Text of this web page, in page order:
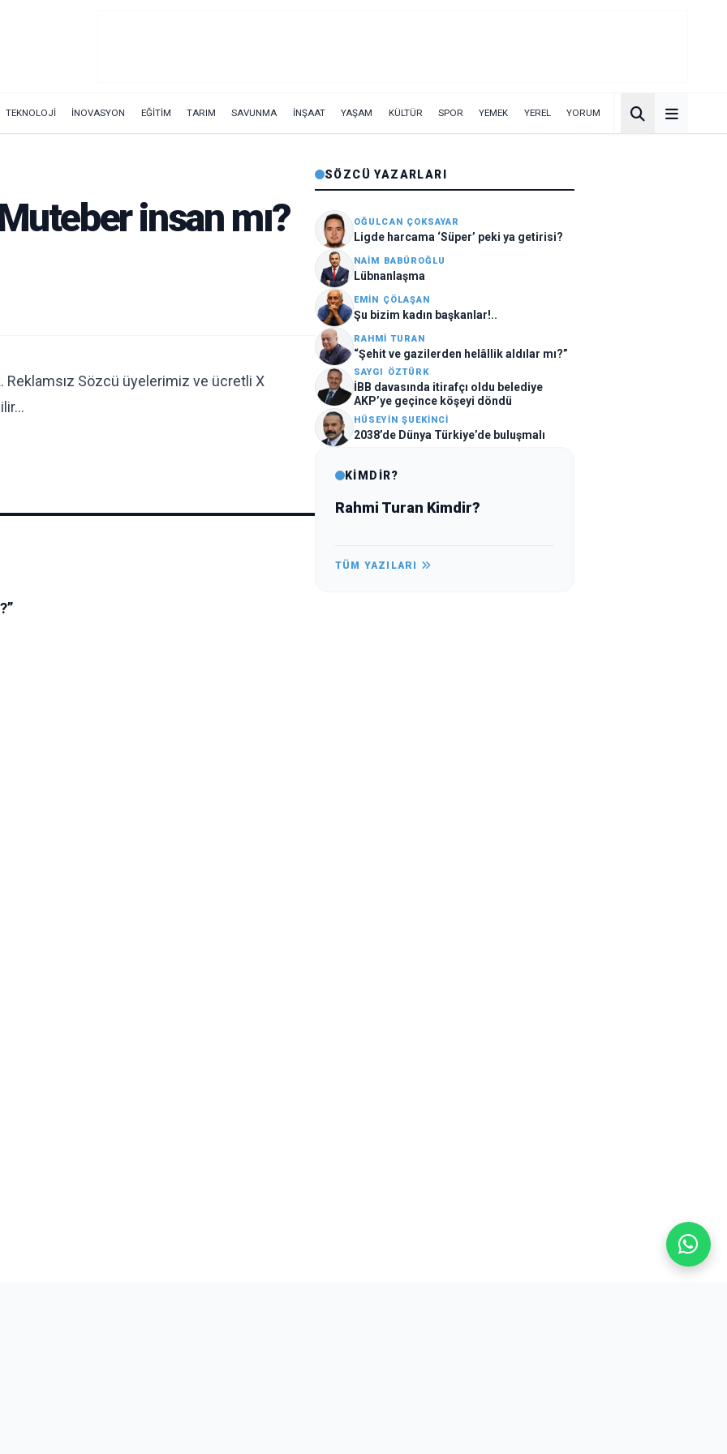
TEKNOLOJİ İNOVASYON EĞİTİM TARIM SAVUNMA İNŞAAT YAŞAM KÜLTÜR SPOR YEMEK YEREL YORUM
insan mı?
Reklamsız Sözcü üyelerimiz ve ücretli X
SÖZCÜ YAZARLARI
OĞULCAN ÇOKSAYAR
Ligde harcama ‘Süper’ peki ya getirisi?
NAIM BABÜROĞLU
Lübnanlaşma
EMIN ÇÖLAŞAN
Şu bizim kadın başkanlar!..
RAHMI TURAN
“Şehit ve gazilerden helâllik aldılar mı?”
SAYGI ÖZTÜRK
İBB davasında itirafçı oldu belediye
AKP’ye geçince köşeyi döndü
HÜSEYIN ŞUEKINCI
2038’de Dünya Türkiye’de buluşmalı
KİMDİR?
Rahmi Turan Kimdir?
TÜM YAZILARI